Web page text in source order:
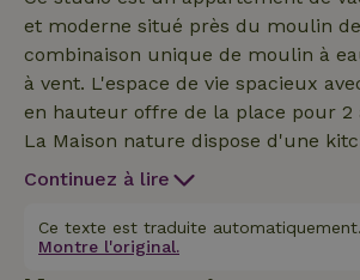
et moderne situé près du moulin
combinaison unique de moulin à
à vent. L'espace de vie spacieux
en hauteur offre de la place pour 2
La Maison nature dispose d'une
toilettes et d'une douche. Des
excentriques créent une
branchée. L'espace de vie comporte
Continuez à lire
Ce texte est traduite automatiquement.
Montre l'original.